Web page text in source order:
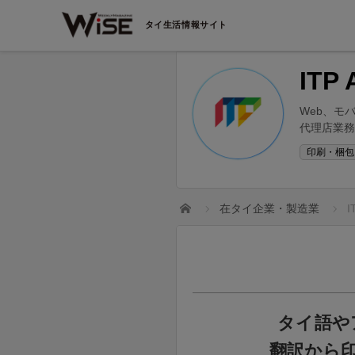
タイ生活情報サイト
ITP
Web、モ
代理店業務
印刷・梱
ホーム 在タイ企業・製造業
タイ語
翻訳から